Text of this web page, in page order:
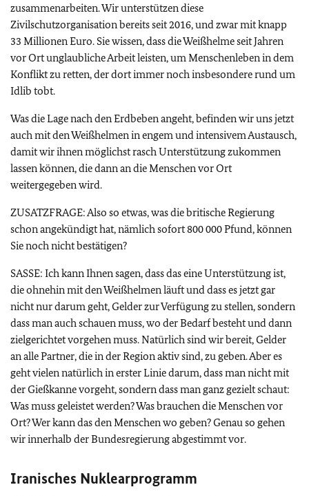
zusammenarbeiten. Wir unterstützen diese
Zivilschutzorganisation bereits seit 2016, und zwar mit knapp
33 Millionen Euro. Sie wissen, dass die Weißhelme seit Jahren
vor Ort unglaubliche Arbeit leisten, um Menschenleben in dem
Konflikt zu retten, der dort immer noch insbesondere rund um
Idlib tobt.
Was die Lage nach den Erdbeben angeht, befinden wir uns jetzt
auch mit den Weißhelmen in engem und intensivem Austausch,
damit wir ihnen möglichst rasch Unterstützung zukommen
lassen können, die dann an die Menschen vor Ort
weitergegeben wird.
ZUSATZFRAGE: Also so etwas, was die britische Regierung
schon angekündigt hat, nämlich sofort 800 000 Pfund, können
Sie noch nicht bestätigen?
SASSE: Ich kann Ihnen sagen, dass das eine Unterstützung ist,
die ohnehin mit den Weißhelmen läuft und dass es jetzt gar
nicht nur darum geht, Gelder zur Verfügung zu stellen, sondern
dass man auch schauen muss, wo der Bedarf besteht und dann
zielgerichtet vorgehen muss. Natürlich sind wir bereit, Gelder
an alle Partner, die in der Region aktiv sind, zu geben. Aber es
geht vielen natürlich in erster Linie darum, dass man nicht mit
der Gießkanne vorgeht, sondern dass man ganz gezielt schaut:
Was muss geleistet werden? Was brauchen die Menschen vor
Ort? Wer kann das den Menschen wo geben? Genau so gehen
wir innerhalb der Bundesregierung abgestimmt vor.
Iranisches Nuklearprogramm